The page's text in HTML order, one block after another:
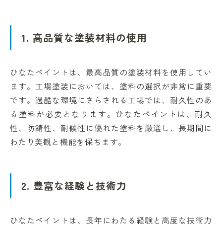
1. 高品質な塗装材料の使用
ひなたペイントは、最高品質の塗装材料を使用してい
ます。工場塗装においては、塗料の選択が非常に重要
です。過酷な環境にさらされる工場では、耐久性のあ
る塗料が必要となります。ひなたペイントは、耐久
性、防錆性、耐候性に優れた塗料を厳選し、長期間に
わたり美観と機能を保ちます。
2. 豊富な経験と技術力
ひなたペイントは、長年にわたる経験と高度な技術力